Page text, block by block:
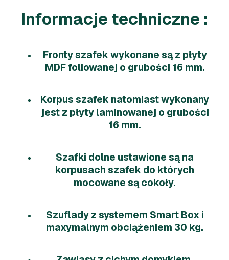
Informacje techniczne :
Fronty szafek wykonane są z płyty
MDF foliowanej o grubości 16 mm.
Korpus szafek natomiast wykonany
jest z płyty laminowanej o grubości
16 mm.
Szafki dolne ustawione są na
korpusach szafek do których
mocowane są cokoły.
Szuflady z systemem Smart Box i
maxymalnym obciążeniem 30 kg.